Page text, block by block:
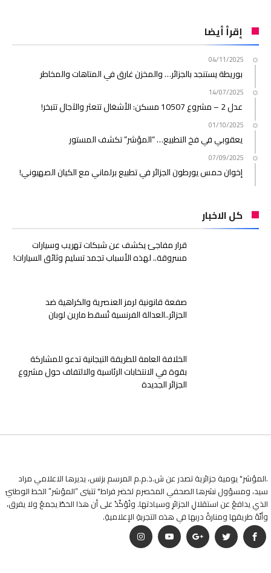
إقرأ أيضا
04/11/2025
بوريطة يستنجد بالجزائر… والمخزن غارق في المتاهات والمخاطر
14/07/2025
عدل 2 – مشروع 10507 مسكن: الأشغال تتعثر والآجال تتبخر!
01/10/2025
يعقوبي في فخ التطبيع… “المؤشر” تكشف المستور
07/09/2025
إخوان حمس يورطون الجزائر في تطبيع برلماني مع الكيان الصهيوني!
كل الاخبار
قرار مفاجئ يكشف عن شبكات تهريب وسيارات
مسروقة.. لهذه الأسباب تجمد تسليم وثائق السيارات!
صفعة قانونية لرمز العنصرية والكراهية ضد
الجزائر..العدالة الفرنسية تُسقط مارين لوبان
الخلافة العامة للطريقة التيجانية تدعو للمشاركة
بقوة في الانتخابات الرئاسية والالتفاف حول مشروع
الجزائر الجديدة
.المؤشر" يومية جزائرية تصدر عن ش.ذ.م.م المرسم بزنس، يديرها الاعلامي مراد
سيد، ومسؤول نشرها الصحفي المخصرم لخضر فراط" تتبنى “المؤشر” الخط الوطنيّ
الذي يدافعُ عن استقلالِ الجزائرِ وسيادتها. وتُؤكّدُ على أن هذا الخطّ يجمعُ ولا يفرق،
وأنّهُ طريقها ومنارةُ دربها في هذه التجربةِ الإعلاميةِ.